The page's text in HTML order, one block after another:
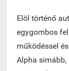
Elöl történő
egygombos
működéssel
Alpha simább,